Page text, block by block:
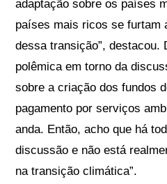
adaptação sobre os países
países mais ricos se furtam
dessa transição”, destacou.
polêmica em torno da
sobre a criação dos fundos
pagamento por serviços
anda. Então, acho que há
discussão e não está
na transição climática”.